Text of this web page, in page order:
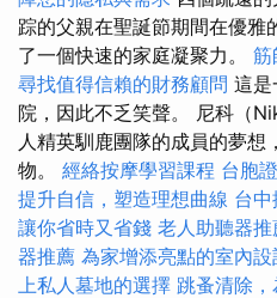
踪的父親在聖誕節期間在優雅
了一個快速的家庭凝聚力。 筋
尋找值得信賴的財務顧問 這是
院，因此不乏笑聲。 尼科（
人精英馴鹿團隊的成員的夢想
物。 經絡按摩學習課程 台胞
提升自信，塑造理想曲線 台
讓你省時又省錢 老人助聽器
器推薦 為家增添亮點的室內設
上私人墓地的選擇 跳蚤清除